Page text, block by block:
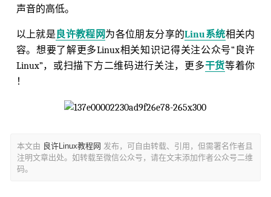
声音的高低。
以上就是良许教程网为各位朋友分享的Linu系统相关内
容。想要了解更多Linux相关知识记得关注公众号“良许
Linux”，或扫描下方二维码进行关注，更多干货等着你
！
本文由 良许Linux教程网 发布，可自由转载、引用，但需署名作者且
注明文章出处。如转载至微信公众号，请在文末添加作者公众号二维
码。